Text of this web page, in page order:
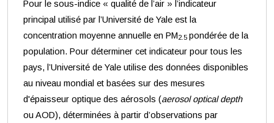
Pour le sous-indice « qualité de l’air » l’indicateur
principal utilisé par l’Université de Yale est la
concentration moyenne annuelle en PM2.5 pondérée de la
population. Pour déterminer cet indicateur pour tous les
pays, l’Université de Yale utilise des données disponibles
au niveau mondial et basées sur des mesures
d'épaisseur optique des aérosols (aerosol optical depth
ou AOD), déterminées à partir d’observations par